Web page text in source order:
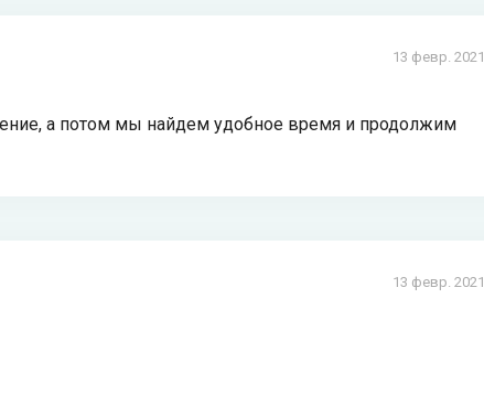
13 февр. 2021
а потом мы найдем удобное время и продолжим
13 февр. 2021